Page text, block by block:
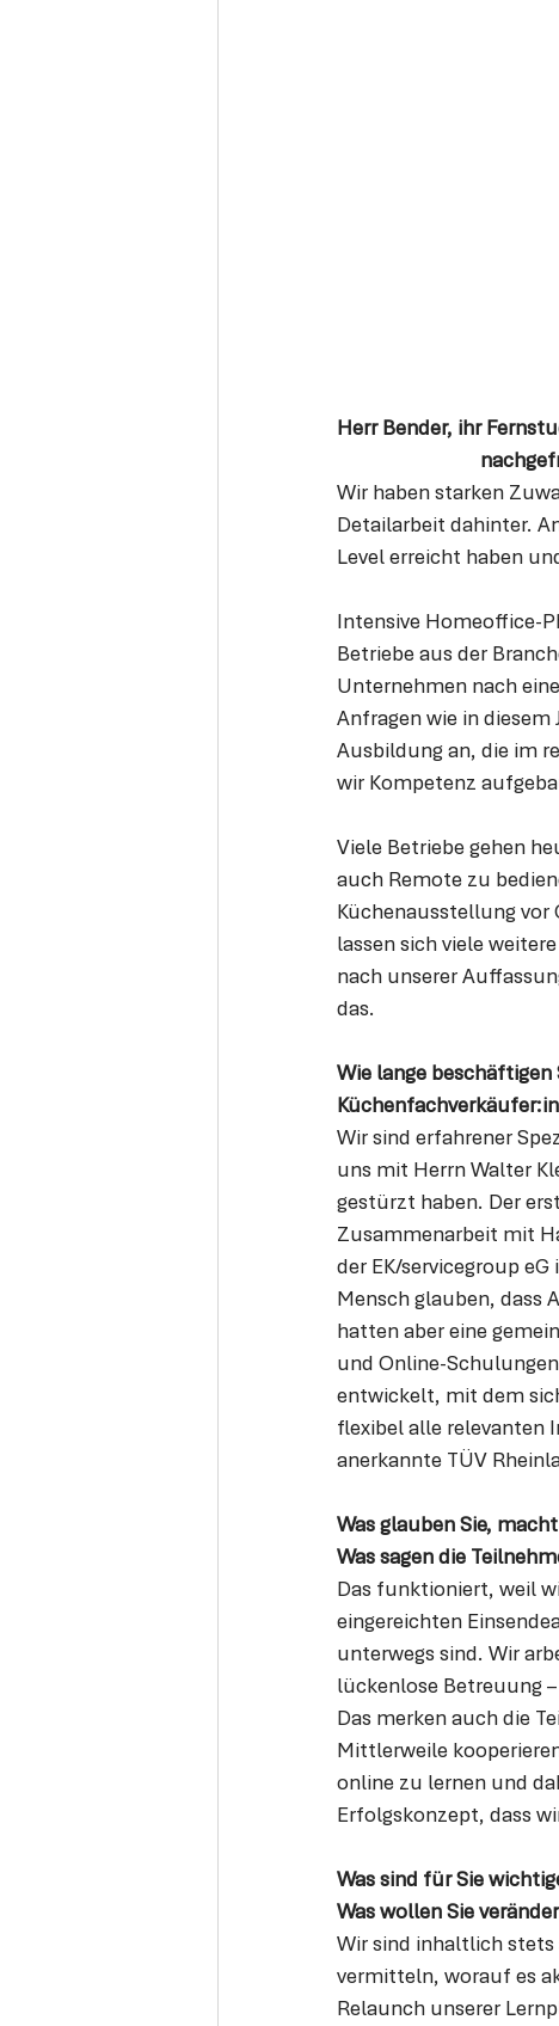
Herr Bender, ihr
Wir haben starken
Detailarbeit dahinter.
Level erreicht haben
Intensive Homeoffice-
Betriebe aus der
Unternehmen nach
Anfragen wie in
Ausbildung an, die im
wir Kompetenz
Viele Betriebe gehen
auch Remote zu
Küchenausstellung
lassen sich viele
nach unserer
das.
Wie lange
Wir sind erfahrener
uns mit Herrn Walter
gestürzt haben. Der
Zusammenarbeit mit
der EK/servicegroup
Mensch glauben,
hatten aber eine
und Online-
entwickelt, mit dem
flexibel alle relevanten
anerkannte TÜV
Was glauben Sie,
Was sagen die
Das funktioniert, weil
eingereichten
unterwegs sind. Wir
lückenlose Betreuung
Das merken auch die
Mittlerweile
online zu lernen und
Erfolgskonzept, dass
Was sind für Sie
Was wollen Sie
Wir sind inhaltlich
vermitteln, worauf es
Relaunch unserer